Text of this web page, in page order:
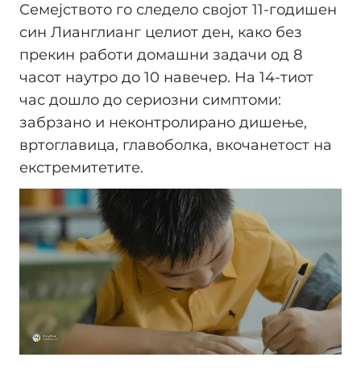
Семејството го следело својот 11-годишен
син Лианглианг целиот ден, како без
прекин работи домашни задачи од 8
часот наутро до 10 навечер. На 14-тиот
час дошло до сериозни симптоми:
забрзано и неконтролирано дишење,
вртоглавица, главоболка, вкочанетост на
екстремитетите.